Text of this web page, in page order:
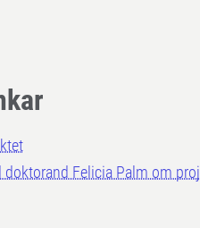
doktorand Felicia Palm om